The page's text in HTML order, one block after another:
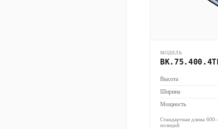
МОДЕЛЬ
Высота
Ширина
Мощность
Стандартная длина
позиций